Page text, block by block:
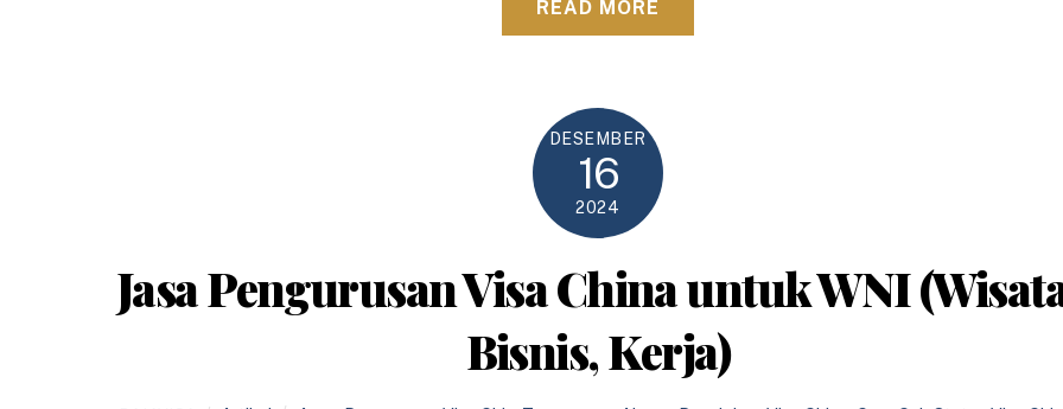
READ MORE
DESEMBER
16
2024
Jasa Pengurusan Visa China untuk WNI
Bisnis, Kerja)